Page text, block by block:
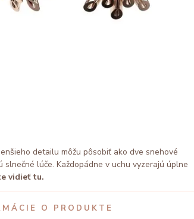
detailu môžu pôsobiť ako dve snehové
slnečné lúče. Každopádne v uchu vyzerajú úplne
vidieť tu.
O PRODUKTE